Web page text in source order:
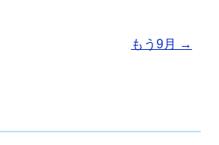
もう9月 →